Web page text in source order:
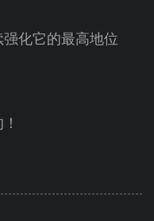
化它的最高地位